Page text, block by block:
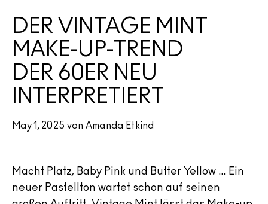
DER VINTAGE MINT
MAKE-UP-TREND
DER 60ER NEU
INTERPRETIERT
May 1, 2025 von Amanda Etkind
Macht Platz, Baby Pink und Butter Yellow … Ein
neuer Pastellton wartet schon auf seinen